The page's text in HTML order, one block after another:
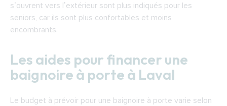
s’ouvrent vers l’extérieur sont plus indiqués pour les
seniors, car ils sont plus confortables et moins
encombrants.
Les aides pour financer une
baignoire à porte à Laval
Le budget à prévoir pour une baignoire à porte varie selon